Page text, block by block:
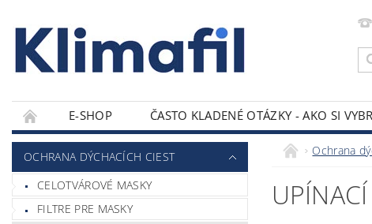
E-SHOP ČASTO KLADENÉ OTÁZKY - AKO SI
KONTAKTY
OCHRANA DÝCHACÍCH CIEST
CELOTVÁROVÉ MASKY
FILTRE PRE MASKY
Ochrana